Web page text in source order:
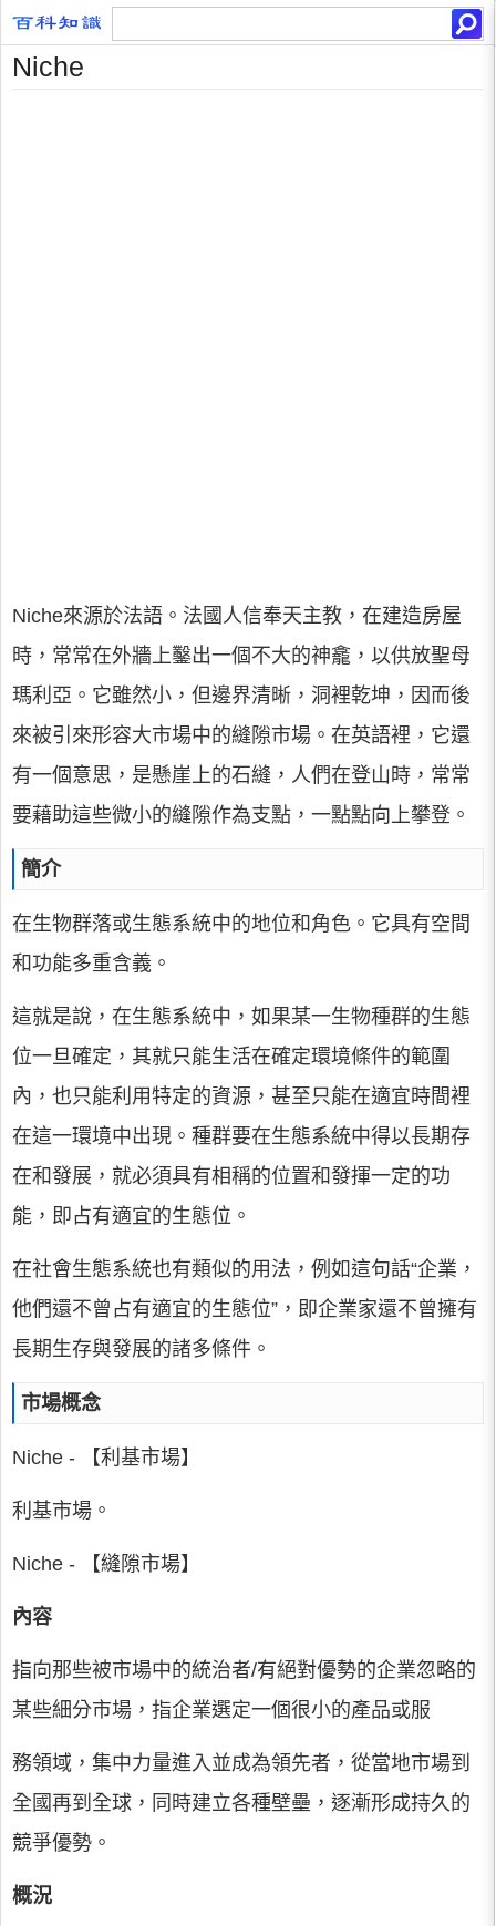
Niche
Niche來源於法語。法國人信奉天主教，在建造房屋
時，常常在外牆上鑿出一個不大的神龕，以供放聖母
瑪利亞。它雖然小，但邊界清晰，洞裡乾坤，因而後
來被引來形容大市場中的縫隙市場。在英語裡，它還
有一個意思，是懸崖上的石縫，人們在登山時，常常
要藉助這些微小的縫隙作為支點，一點點向上攀登。
簡介
在生物群落或生態系統中的地位和角色。它具有空間
和功能多重含義。
這就是說，在生態系統中，如果某一生物種群的生態
位一旦確定，其就只能生活在確定環境條件的範圍
內，也只能利用特定的資源，甚至只能在適宜時間裡
在這一環境中出現。種群要在生態系統中得以長期存
在和發展，就必須具有相稱的位置和發揮一定的功
能，即占有適宜的生態位。
在社會生態系統也有類似的用法，例如這句話“企業，
他們還不曾占有適宜的生態位”，即企業家還不曾擁有
長期生存與發展的諸多條件。
市場概念
Niche - 【利基市場】
利基市場。
Niche - 【縫隙市場】
內容
指向那些被市場中的統治者/有絕對優勢的企業忽略的
某些細分市場，指企業選定一個很小的產品或服
務領域，集中力量進入並成為領先者，從當地市場到
全國再到全球，同時建立各種壁壘，逐漸形成持久的
競爭優勢。
概況